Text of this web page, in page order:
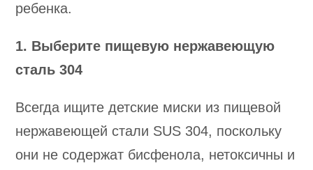
ребенка.
1. Выберите пищевую нержавеющую
сталь 304
Всегда ищите детские миски из пищевой
нержавеющей стали SUS 304, поскольку
они не содержат бисфенола, нетоксичны и